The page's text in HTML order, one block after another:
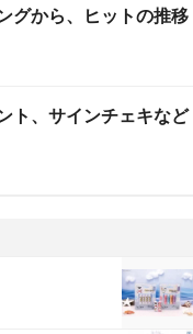
グから、ヒットの推移
ト、サインチェキなど